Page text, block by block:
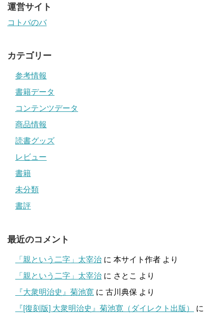
運営サイト
コトバのバ
カテゴリー
参考情報
書籍データ
コンテンツデータ
商品情報
読書グッズ
レビュー
書籍
未分類
書評
最近のコメント
「親という二字」太宰治 に 本サイト作者 より
「親という二字」太宰治 に さとこ より
『大衆明治史』菊池寛 に 古川典保 より
『[復刻版] 大衆明治史』菊池寛（ダイレクト出版）
に